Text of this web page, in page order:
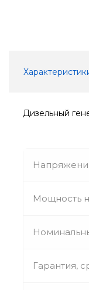
Дизельный
Мощность
Гарантия,